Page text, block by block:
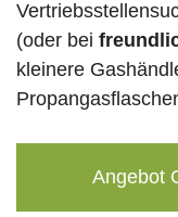
(oder bei
kleinere
Angebot